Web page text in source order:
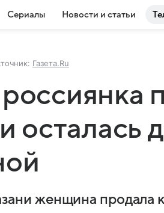
Сериалы Новости и статьи
Газета.Ru
женщина продала